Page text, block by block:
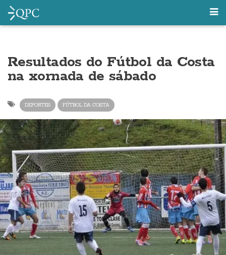
Resultados do Fútbol da Costa
na xornada de sábado
DEPORTES FÚTBOL DA COSTA